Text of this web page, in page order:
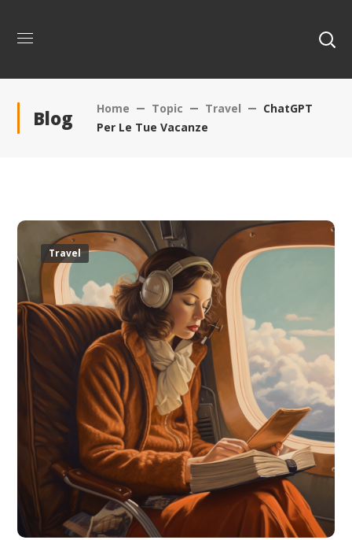
Blog Home Topic Travel
ChatGPT
Per Le Tue Vacanze
Travel